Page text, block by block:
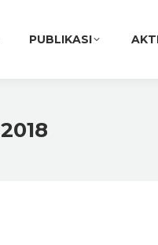
PUBLIKASI
2018